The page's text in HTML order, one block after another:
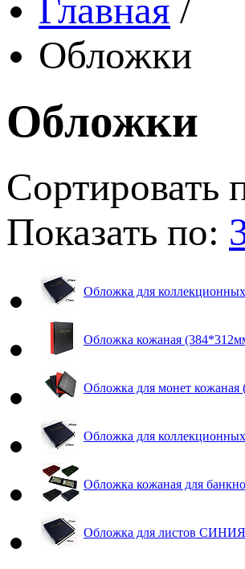
Главная /
Обложки
Обложки
Сортировать
Показать по:
Обложка для
Обложка кожаная
Обложка для монет
Обложка для
Обложка кожаная для
Обложка для листов